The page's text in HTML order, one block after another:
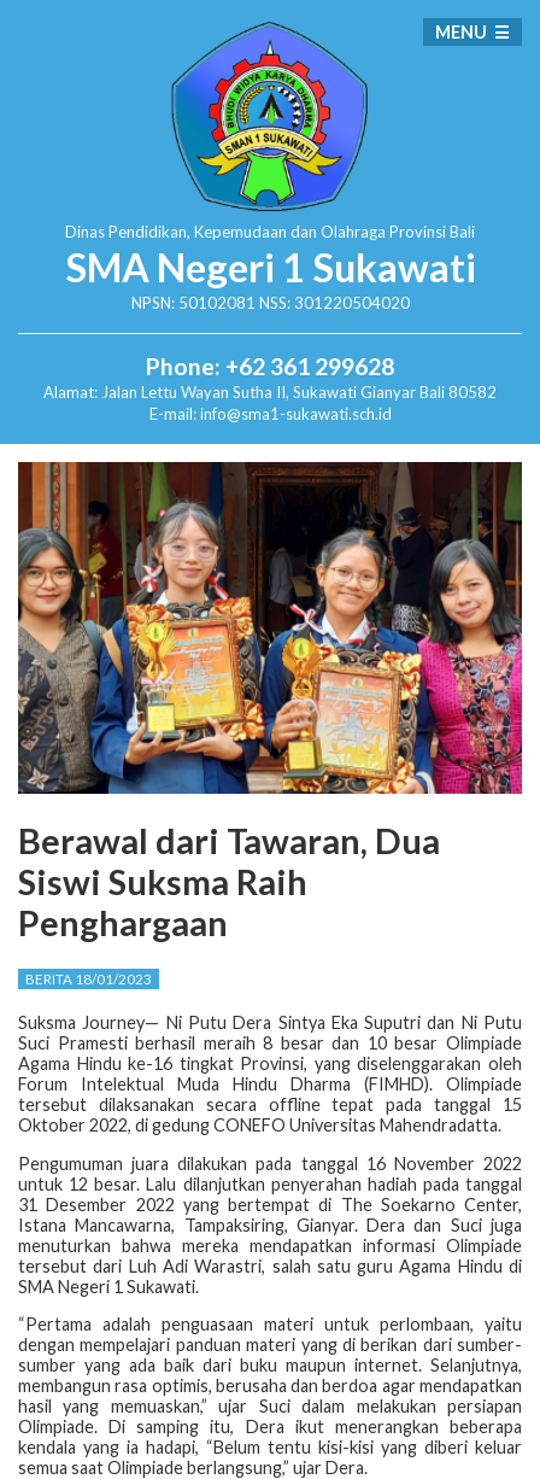
Dinas Pendidikan, Kepemudaan dan Olahraga Provinsi Bali
SMA Negeri 1 Sukawati
NPSN: 50102081 NSS: 301220504020
Phone: +62 361 299628
Alamat: Jalan Lettu Wayan Sutha II, SukawatiGianyar Bali 80582
E-mail: info@sma1-sukawati.sch.id
MENU
Berawal dari Tawaran, Dua
Siswi Suksma Raih
Penghargaan
BERITA 18/01/2023
Suksma Journey— Ni Putu Dera Sintya Eka Suputri dan Ni Putu
Suci Pramesti berhasil meraih 8 besar dan 10 besar Olimpiade
Agama Hindu ke-16 tingkat Provinsi, yang diselenggarakan oleh
Forum Intelektual Muda Hindu Dharma (FIMHD). Olimpiade
tersebut dilaksanakan secara offline tepat pada tanggal 15
Oktober 2022, di gedung CONEFO Universitas Mahendradatta.
Pengumuman juara dilakukan pada tanggal 16 November 2022
untuk 12 besar. Lalu dilanjutkan penyerahan hadiah pada tanggal
31 Desember 2022 yang bertempat di The Soekarno Center,
Istana Mancawarna, Tampaksiring, Gianyar. Dera dan Suci juga
menuturkan bahwa mereka mendapatkan informasi Olimpiade
tersebut dari Luh Adi Warastri, salah satu guru Agama Hindu di
SMA Negeri 1 Sukawati.
“Pertama adalah penguasaan materi untuk perlombaan, yaitu
dengan mempelajari panduan materi yang di berikan dari sumber-
sumber yang ada baik dari buku maupun internet. Selanjutnya,
membangun rasa optimis, berusaha dan berdoa agar mendapatkan
hasil yang memuaskan,” ujar Suci dalam melakukan persiapan
Olimpiade. Di samping itu, Dera ikut menerangkan beberapa
kendala yang ia hadapi, “Belum tentu kisi-kisi yang diberi keluar
semua saat Olimpiade berlangsung,” ujar Dera.